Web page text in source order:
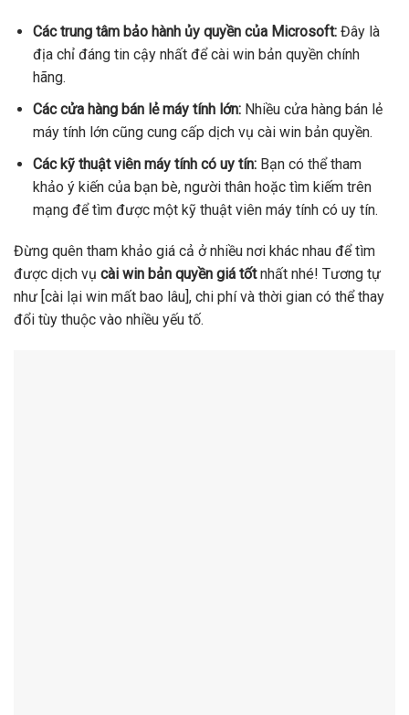
Các trung tâm bảo hành ủy quyền của Microsoft:Đây là
địa chỉ đáng tin cậy nhất để cài win bản quyền chính
hãng.
Các cửa hàng bán lẻ máy tính lớn:Nhiều cửa hàng bán lẻ
máy tính lớn cũng cung cấp dịch vụ cài win bản quyền.
Các kỹ thuật viên máy tính có uy tín:Bạn có thể tham
khảo ý kiến của bạn bè, người thân hoặc tìm kiếm trên
mạng để tìm được một kỹ thuật viên máy tính có uy tín.
Đừng quên tham khảo giá cả ở nhiều nơi khác nhau để tìm
được dịch vụ cài win bản quyền giá tốtnhất nhé! Tương tự
như [cài lại win mất bao lâu], chi phí và thời gian có thể thay
đổi tùy thuộc vào nhiều yếu tố.